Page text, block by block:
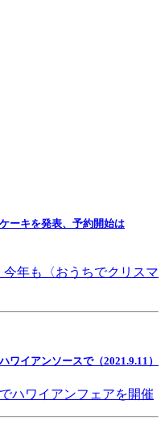
ーキを発表、予約開始は
年も〈おうちでクリスマ
ワイアンソースで（2021.9.11）
ハワイアンフェアを開催